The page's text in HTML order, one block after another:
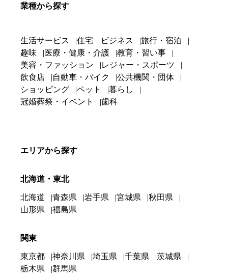
業種から探す
生活サービス 住宅 ビジネス
旅行・宿泊
趣味
医療・健康・介護
教育・習い事
美容・ファッション
レジャー・スポーツ
飲食店
自動車・バイク
公共機関・団体
ショッピング
ペット
暮らし
冠婚葬祭・イベント
歯科
エリアから探す
北海道・東北
北海道 青森県 岩手県 宮城県
秋田県
山形県
福島県
関東
東京都 神奈川県 埼玉県 千葉県
茨城県
栃木県
群馬県